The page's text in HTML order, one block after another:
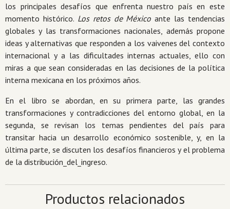
los principales desafíos que enfrenta nuestro país en este
momento histórico. Los retos de Méxicoante las tendencias
globales y las transformaciones nacionales, además propone
ideas y alternativas que responden a los vaivenes del contexto
internacional y a las dificultades internas actuales, ello con
miras a que sean consideradas en las decisiones de la política
interna mexicana en los próximos años.
En el libro se abordan, en su primera parte, las grandes
transformaciones y contradicciones del entorno global, en la
segunda, se revisan los temas pendientes del país para
transitar hacia un desarrollo económico sostenible, y, en la
última parte, se discuten los desafíos financieros y el problema
de la distribución_del_ingreso.
Productos relacionados